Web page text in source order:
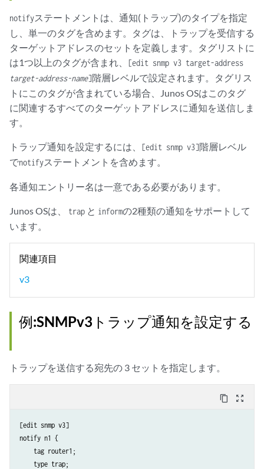
notifyステートメントは、通知(トラップ)のタイプを指定
し、単一のタグを含めます。タグは、トラップを受信する
ターゲットアドレスのセットを定義します。タグリストに
は1つ以上のタグが含まれ、
[edit snmp v3 target-address
target-address-name]階層レベルで設定されます。タグリス
トにこのタグが含まれている場合、Junos OSはこのタグ
に関連するすべてのターゲットアドレスに通知を送信しま
す。
トラップ通知を設定するには、 [edit snmp v3]階層レベル
でnotifyステートメントを含めます。
各通知エントリー名は一意である必要があります。
Junos OSは、 trap と informの2種類の通知をサポートして
います。
関連項目
v3
例:SNMPv3トラップ通知を設定する
トラップを送信する宛先の 3 セットを指定します。
content_copy zoom_out_map
[edit snmp v3]
notify n1 {
    tag router1;
    type trap;